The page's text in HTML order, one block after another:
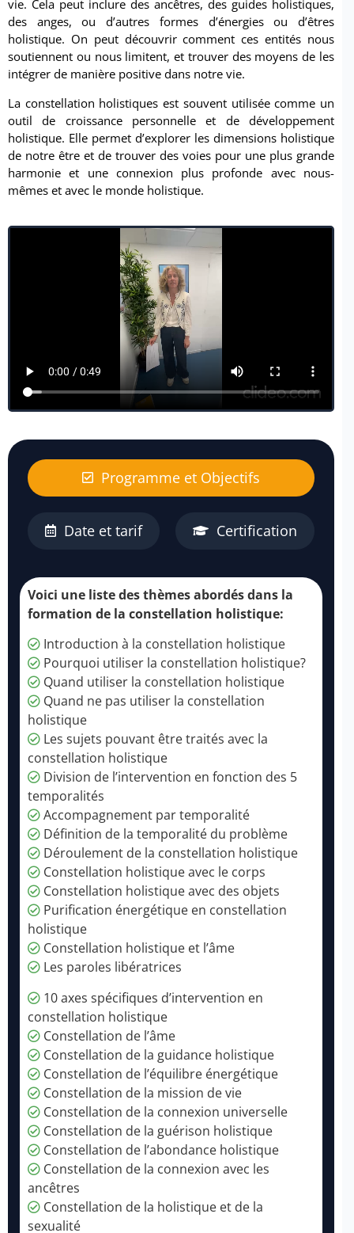
vie. Cela peut inclure des ancêtres, des guides holistiques,
des anges, ou d’autres formes d’énergies ou d’êtres
holistique. On peut découvrir comment ces entités nous
soutiennent ou nous limitent, et trouver des moyens de les
intégrer de manière positive dans notre vie.
La constellation holistiques est souvent utilisée comme un
outil de croissance personnelle et de développement
holistique. Elle permet d’explorer les dimensions holistique
de notre être et de trouver des voies pour une plus grande
harmonie et une connexion plus profonde avec nous-
mêmes et avec le monde holistique.
Programme et Objectifs
Date et tarif Certification
Voici une liste des thèmes abordés dans la
formation de la constellation holistique:
Introduction à la constellation holistique
Pourquoi utiliser la constellation holistique?
Quand utiliser la constellation holistique
Quand ne pas utiliser la constellation
holistique
Les sujets pouvant être traités avec la
constellation holistique
Division de l’intervention en fonction des 5
temporalités
Accompagnement par temporalité
Définition de la temporalité du problème
Déroulement de la constellation holistique
Constellation holistique avec le corps
Constellation holistique avec des objets
Purification énergétique en constellation
holistique
Constellation holistique et l’âme
Les paroles libératrices
10 axes spécifiques d’intervention en
constellation holistique
Constellation de l’âme
Constellation de la guidance holistique
Constellation de l’équilibre énergétique
Constellation de la mission de vie
Constellation de la connexion universelle
Constellation de la guérison holistique
Constellation de l’abondance holistique
Constellation de la connexion avec les
ancêtres
Constellation de la holistique et de la
sexualité